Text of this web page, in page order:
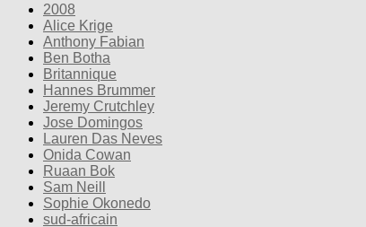
2008
Alice Krige
Anthony Fabian
Ben Botha
Britannique
Hannes Brummer
Jeremy Crutchley
Jose Domingos
Lauren Das Neves
Onida Cowan
Ruaan Bok
Sam Neill
Sophie Okonedo
sud-africain